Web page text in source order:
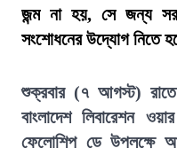
জন্ম না হয়, সে জন্য
সংশোধনের উদ্যোগ নিতে
শুক্রবার (৭ আগস্ট) রাতে
বাংলাদেশ লিবারেশন
ফেলোশিপ ডে উপলক্ষে